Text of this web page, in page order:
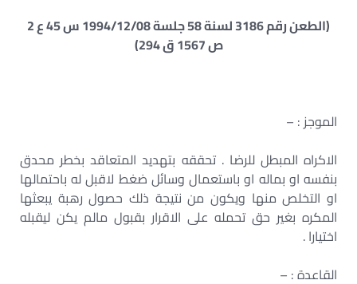
(الطعن رقم 3186 لسنة 58 جلسة 1994/12/08 س 45 ع 2
ص 1567 ق 294)
الموجز : –
الاكراه المبطل للرضا . تحققه بتهديد المتعاقد بخطر محدق
بنفسه او بماله او باستعمال وسائل ضغط لاقبل له باحتمالها
او التخلص منها ويكون من نتيجة ذلك حصول رهبة يبعثها
المكره بغير حق تحمله على الاقرار بقبول مالم يكن ليقبله
اختيارا .
القاعدة : –